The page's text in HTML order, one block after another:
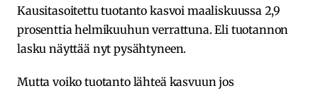
Kausitasoitettu tuotanto kasvoi maaliskuussa 2,9
prosenttia helmikuuhun verrattuna. Eli tuotannon
lasku näyttää nyt pysähtyneen.
Mutta voiko tuotanto lähteä kasvuun jos